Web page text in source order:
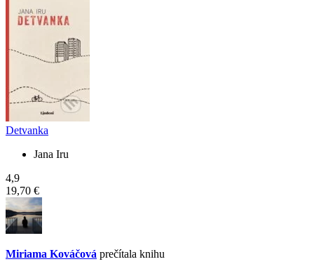
Detvanka
Jana Iru
4,9
19,70 €
Miriama Kováčová prečítala knihu